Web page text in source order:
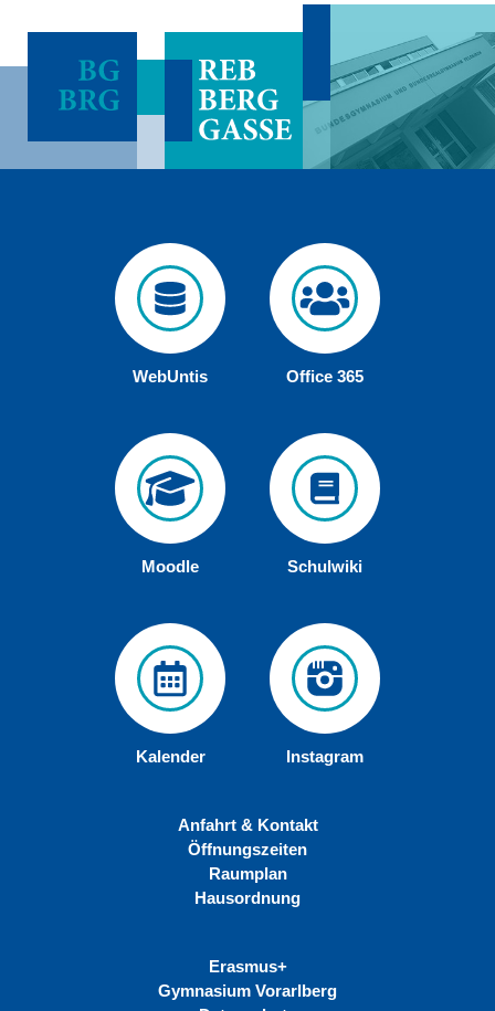
WebUntis Office 365
Moodle Schulwiki
Kalender Instagram
Anfahrt & Kontakt
Öffnungszeiten
Raumplan
Hausordnung
Erasmus+
Gymnasium Vorarlberg